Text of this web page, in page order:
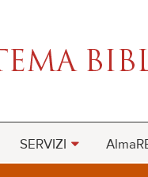
SERVIZI